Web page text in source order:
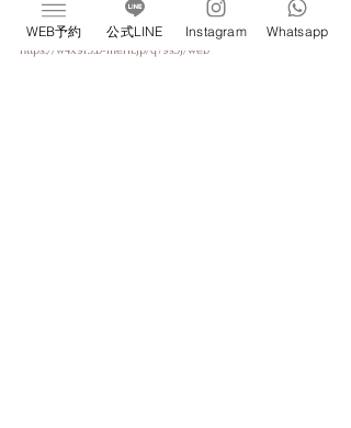
《Web予約はこちら》
https://w4x9r3.b-merit.jp/q79s3j/web
WEB予約 公式LINE Instagram Whatsapp